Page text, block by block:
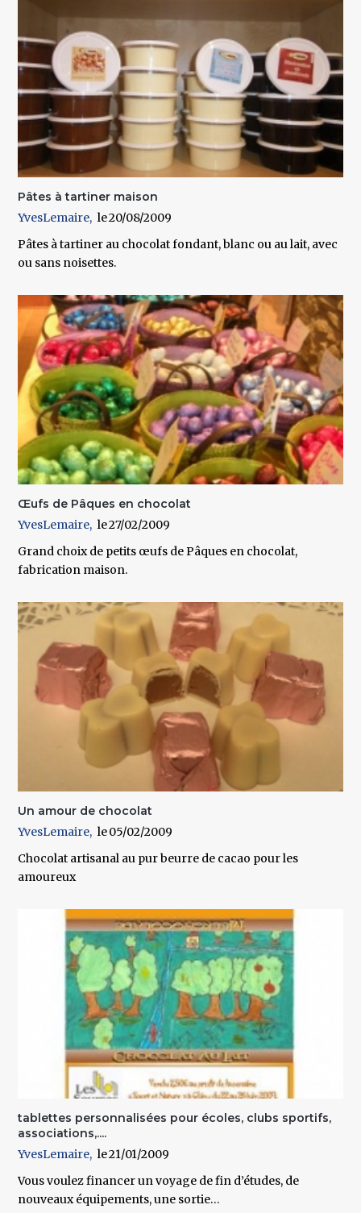
Pâtes à tartiner maison
YvesLemaire
20/08/2009
Pâtes à tartiner au chocolat fondant, blanc ou au lait, avec
ou sans noisettes.
Œufs de Pâques en chocolat
YvesLemaire
27/02/2009
Grand choix de petits œufs de Pâques en chocolat,
fabrication maison.
Un amour de chocolat
YvesLemaire
05/02/2009
Chocolat artisanal au pur beurre de cacao pour les
amoureux
tablettes personnalisées pour écoles, clubs sportifs,
associations,....
YvesLemaire
21/01/2009
Vous voulez financer un voyage de fin d’études, de
nouveaux équipements, une sortie…